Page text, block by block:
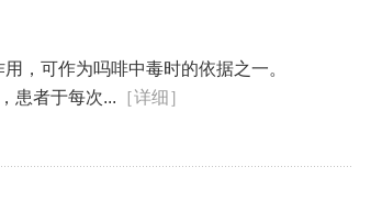
，可作为吗啡中毒时的依据之一。
患者于每次... ［详细］